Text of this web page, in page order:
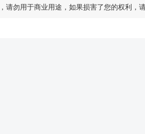
请勿用于商业用途，如果损害了您的权利，